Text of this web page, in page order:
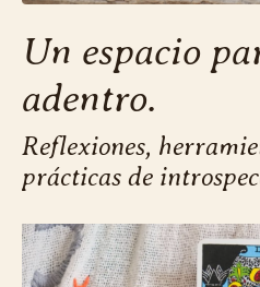
Un espacio
adentro.
Reflexiones,
prácticas de